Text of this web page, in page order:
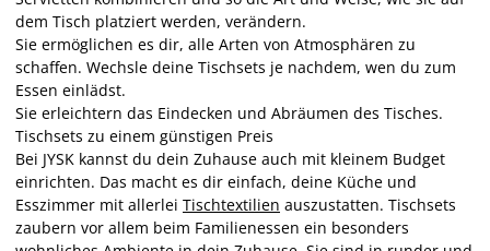
dem Tisch platziert werden, verändern.
Sie ermöglichen es dir, alle Arten von Atmosphären zu
schaffen. Wechsle deine Tischsets je nachdem, wen du zum
Essen einlädst.
Sie erleichtern das Eindecken und Abräumen des Tisches.
Tischsets zu einem günstigen Preis
Bei JYSK kannst du dein Zuhause auch mit kleinem Budget
einrichten. Das macht es dir einfach, deine Küche und
Esszimmer mit allerlei Tischtextilien auszustatten. Tischsets
zaubern vor allem beim Familienessen ein besonders